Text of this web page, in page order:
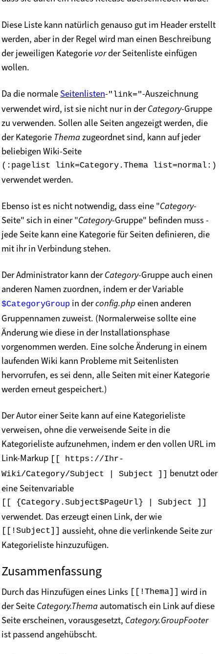
Diese Liste kann natürlich genauso gut im Header erstellt
werden, aber in der Regel wird man einen Beschreibung
der jeweiligen Kategorie vorder Seitenliste einfügen
wollen.
Da die normale Seitenlisten-"link="-Auszeichnung
verwendet wird, ist sie nicht nur in derCategory-Gruppe
zu verwenden. Sollen alle Seiten angezeigt werden, die
der Kategorie Themazugeordnet sind, kann auf jeder
beliebigen Wiki-Seite
(:pagelist link=Category.Thema list=normal:)
verwendet werden.
Ebenso ist es nicht notwendig, dass eine "Category-
Seite" sich in einer "Category-Gruppe" befinden muss -
jede Seite kann eine Kategorie für Seiten definieren, die
mit ihr in Verbindung stehen.
Der Administrator kann derCategory-Gruppe auch einen
anderen Namen zuordnen, indem er der Variable
$CategoryGroup in derconfig.phpeinen anderen
Gruppennamen zuweist. (Normalerweise sollte eine
Änderung wie diese in der Installationsphase
vorgenommen werden. Eine solche Änderung in einem
laufenden Wiki kann Probleme mit Seitenlisten
hervorrufen, es sei denn, alle Seiten mit einer Kategorie
werden erneut gespeichert.)
Der Autor einer Seite kann auf eine Kategorieliste
verweisen, ohne die verweisende Seite in die
Kategorieliste aufzunehmen, indem er den vollen URL im
Link-Markup [[ https://Ihr-
Wiki/Category/Subject | Subject ]] benutzt oder
eine Seitenvariable
[[ {Category.Subject$PageUrl} | Subject ]]
verwendet. Das erzeugt einen Link, der wie
[[!Subject]] aussieht, ohne die verlinkende Seite zur
Kategorieliste hinzuzufügen.
Zusammenfassung
Durch das Hinzufügen eines Links [[!Thema]] wird in
der Seite Category.Thema automatisch ein Link auf diese
Seite erscheinen, vorausgesetzt, Category.GroupFooter
ist passend angehübscht.